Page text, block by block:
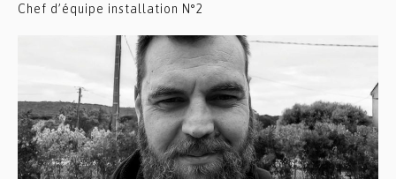
Chef d’équipe installation N°2